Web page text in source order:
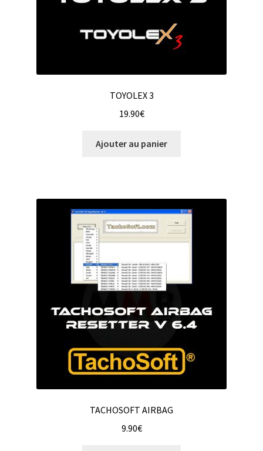
TOYOLEX 3
19.90€
Ajouter au panier
TACHOSOFT AIRBAG
9.90€